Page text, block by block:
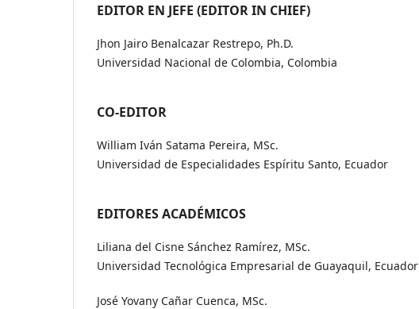
EDITOR EN JEFE (EDITOR IN CHIEF)
Jhon Jairo Benalcazar Restrepo, Ph.D.
Universidad Nacional de Colombia, Colombia
CO-EDITOR
William Iván Satama Pereira, MSc.
Universidad de Especialidades Espíritu Santo, Ecuador
EDITORES ACADÉMICOS
Liliana del Cisne Sánchez Ramírez, MSc.
Universidad Tecnológica Empresarial de Guayaquil, Ecuador
José Yovany Cañar Cuenca, MSc.